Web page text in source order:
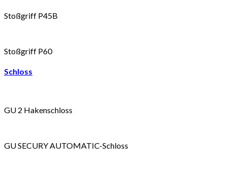
Stoßgriff P45B
Stoßgriff P60
Schloss
GU 2 Hakenschloss
GU SECURY AUTOMATIC-Schloss